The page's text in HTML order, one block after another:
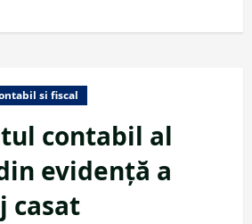
si fiscal
contabil al
evidență a
casat